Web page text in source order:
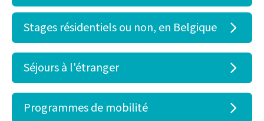
Stages résidentiels ou non, en Belgique
Séjours à l'étranger
Programmes de mobilité